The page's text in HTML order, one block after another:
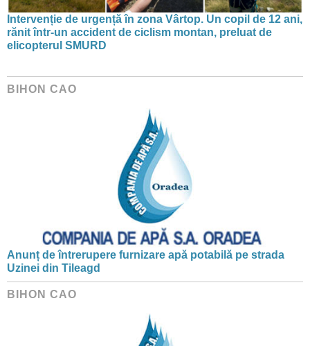
Intervenție de urgență în zona Vârtop. Un copil de 12 ani,
rănit într-un accident de ciclism montan, preluat de
elicopterul SMURD
BIHON CAO
Anunț de întrerupere furnizare apă potabilă pe strada
Uzinei din Tileagd
BIHON CAO